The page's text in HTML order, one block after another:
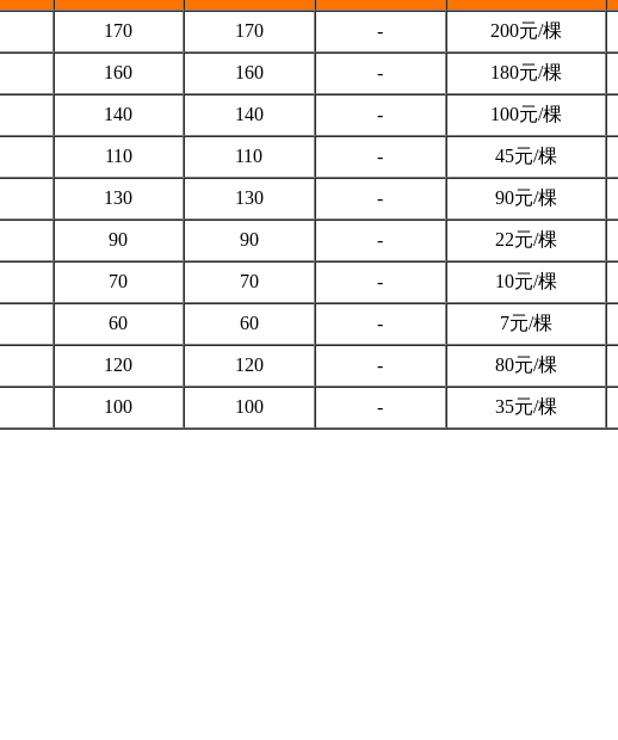
170 170 - 200元/棵
160 160 - 180元/棵
140 140 - 100元/棵
110 110 - 45元/棵
130 130 - 90元/棵
90 90 - 22元/棵
70 70 - 10元/棵
60 60 - 7元/棵
120 120 - 80元/棵
100 100 - 35元/棵